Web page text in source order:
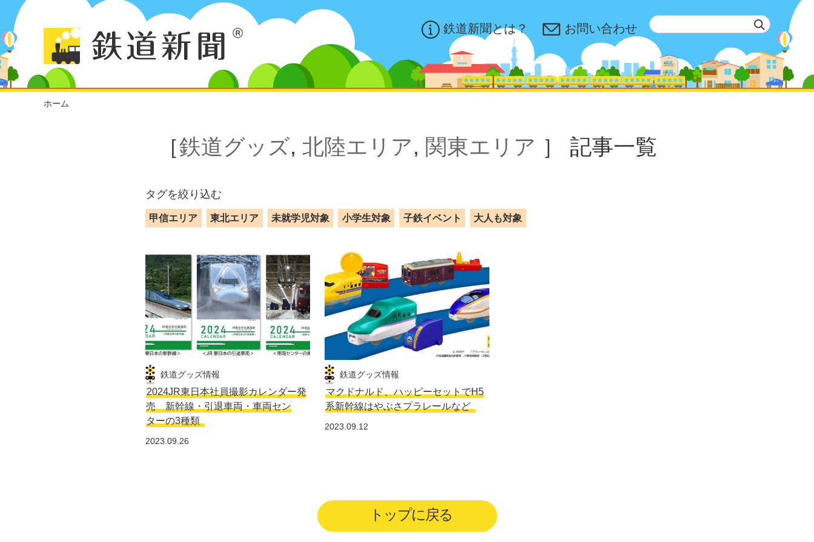
鉄道新聞とは？ お問い合わせ
ホーム
［鉄道グッズ, 北陸エリア, 関東エリア ］ 記事一覧
タグを絞り込む
甲信エリア 東北エリア 未就学児対象 小学生対象 子鉄イベント 大人も対象
鉄道グッズ情報
2024JR東日本社員撮影カレンダー発
売 新幹線・引退車両・車両セン
ターの3種類
2023.09.26
鉄道グッズ情報
マクドナルド、ハッピーセットでH5
系新幹線はやぶさプラレールなど
2023.09.12
トップに戻る